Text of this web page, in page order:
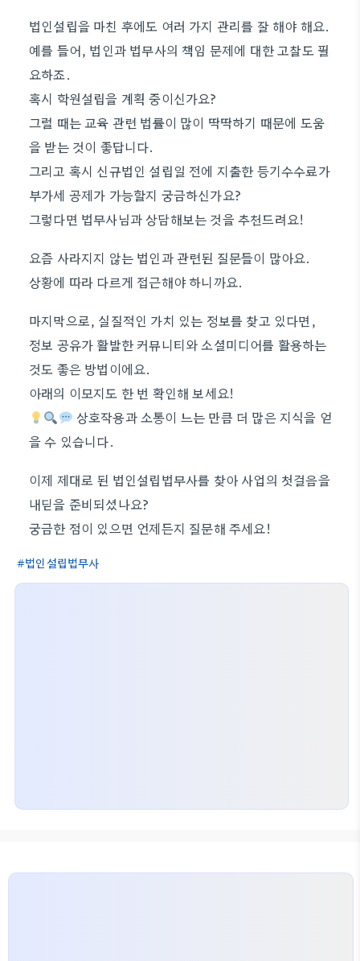
법인설립을 마친 후에도 여러 가지 관리를 잘 해야 해요.
예를 들어, 법인과 법무사의 책임 문제에 대한 고찰도 필
요하죠.
혹시 학원설립을 계획 중이신가요?
그럴 때는 교육 관련 법률이 많이 딱딱하기 때문에 도움
을 받는 것이 좋답니다.
그리고 혹시 신규법인 설립일 전에 지출한 등기수수료가
부가세 공제가 가능할지 궁금하신가요?
그렇다면 법무사님과 상담해보는 것을 추천드려요!
요즘 사라지지 않는 법인과 관련된 질문들이 많아요.
상황에 따라 다르게 접근해야 하니까요.
마지막으로, 실질적인 가치 있는 정보를 찾고 있다면,
정보 공유가 활발한 커뮤니티와 소셜미디어를 활용하는
것도 좋은 방법이에요.
아래의 이모지도 한 번 확인해 보세요!
상호작용과 소통이 느는 만큼 더 많은 지식을 얻
을 수 있습니다.
이제 제대로 된 법인설립법무사를 찾아 사업의 첫걸음을
내딛을 준비되셨나요?
궁금한 점이 있으면 언제든지 질문해 주세요!
법인설립법무사